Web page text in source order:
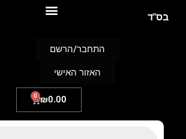
בס"ד
₪0.00
0
התחבר/הרשם
האזור האישי